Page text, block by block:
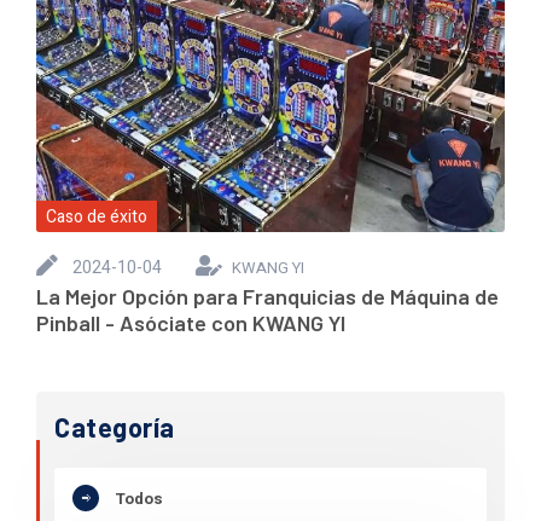
Categoría
Todos
Caso de éxito
2024-10-04
KWANG YI
La Mejor Opción para Franquicias de Máquina de
Pinball - Asóciate con KWANG YI